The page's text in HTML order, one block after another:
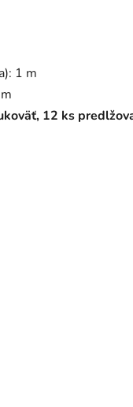
1 m
12 ks